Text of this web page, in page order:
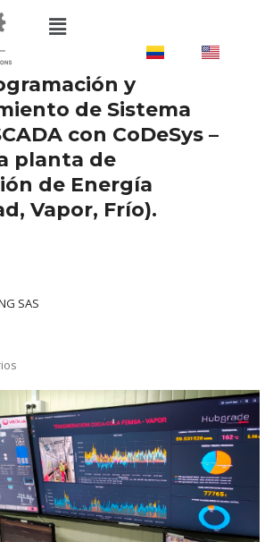
y
de Sistema
con CoDeSys –
planta de
de Energía
Vapor, Frío).
SAS